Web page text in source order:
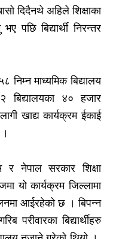
दिदैनथे अहिले शिक्षाका
पछि बिद्यार्थी निरन्तर
निम्न माध्यमिक बिद्यालय
बिद्यालयका ४० हजार
खाद्य कार्यक्रम ईकाई
र नेपाल सरकार शिक्षा
यो कार्यक्रम जिल्लामा
आईरहेको छ । बिपन्न
परीवारका बिद्यार्थीहरु